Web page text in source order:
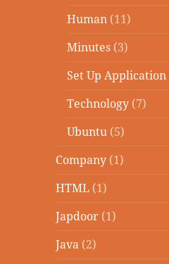
Human (11)
Minutes (3)
Set Up Application
Technology (7)
Ubuntu (5)
Company (1)
HTML (1)
Japdoor (1)
Java (2)